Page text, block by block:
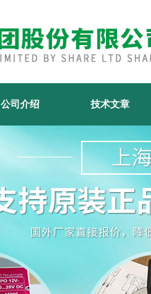
公司介绍 技术文章